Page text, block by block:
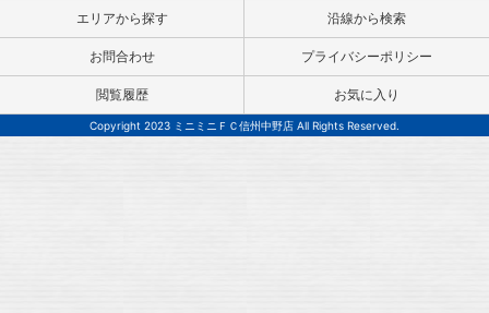
エリアから探す 沿線から検索
お問合わせ プライバシーポリシー
閲覧履歴 お気に入り
Copyright 2023 ミニミニＦＣ信州中野店 All Rights Reserved.